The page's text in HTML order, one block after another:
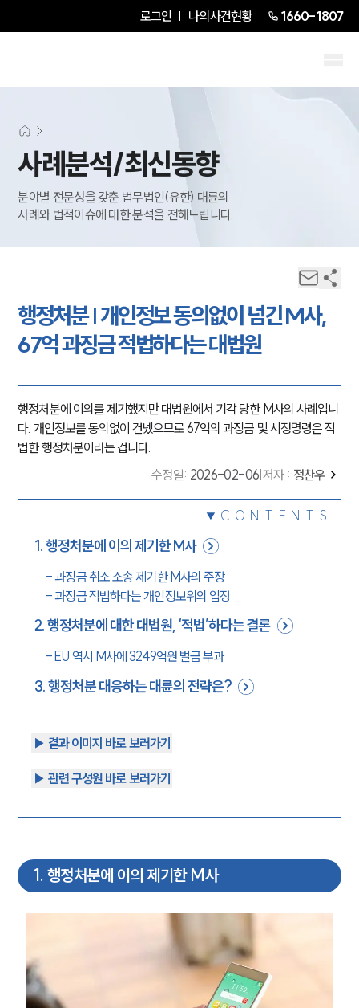
로그인 나의사건현황 1660-1807
사례분석/최신동향
분야별 전문성을 갖춘 법무법인(유한) 대륜의
사례와 법적이슈에 대한 분석을 전해드립니다.
행정처분 | 개인정보 동의없이 넘긴 M사,
67억 과징금 적법하다는 대법원
행정처분에 이의를 제기했지만 대법원에서 기각 당한 M사의 사례입니
다. 개인정보를 동의없이 건넸으므로 67억의 과징금 및 시정명령은 적
법한 행정처분이라는 겁니다.
수정일: 2026-02-06 저자 : 정찬우
CONTENTS
1.행정처분에 이의 제기한 M사
-과징금 취소 소송 제기한 M사의 주장
-과징금 적법하다는 개인정보위의 입장
2.행정처분에 대한 대법원, ‘적법’하다는 결론
- EU 역시 M사에 3249억원 벌금 부과
3.행정처분 대응하는 대륜의 전략은?
▶︎ 결과 이미지 바로 보러가기
▶︎ 관련 구성원 바로 보러가기
1 . 행정처분에 이의 제기한 M사